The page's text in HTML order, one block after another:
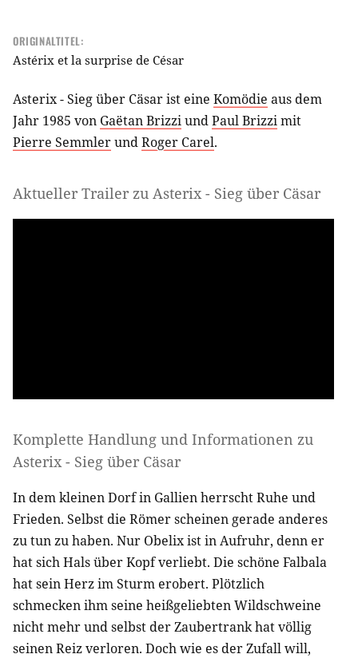
ORIGINALTITEL:
Astérix et la surprise de César
Asterix - Sieg über Cäsar ist eine Komödie aus dem
Jahr 1985 von Gaëtan BrizziundPaul Brizzimit
Pierre SemmlerundRoger Carel.
Aktueller Trailer zu Asterix - Sieg über Cäsar
Komplette Handlung und Informationen zu
Asterix - Sieg über Cäsar
In dem kleinen Dorf in Gallien herrscht Ruhe und
Frieden. Selbst die Römer scheinen gerade anderes
zu tun zu haben. Nur Obelix ist in Aufruhr, denn er
hat sich Hals über Kopf verliebt. Die schöne Falbala
hat sein Herz im Sturm erobert. Plötzlich
schmecken ihm seine heißgeliebten Wildschweine
nicht mehr und selbst der Zaubertrank hat völlig
seinen Reiz verloren. Doch wie es der Zufall will,